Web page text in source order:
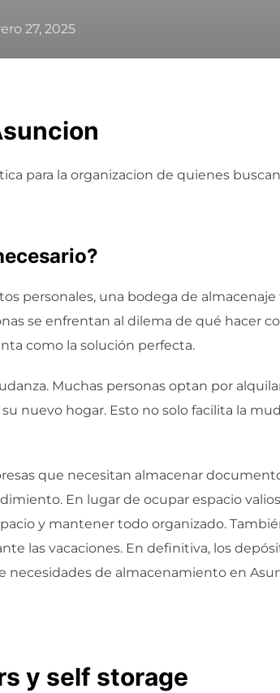
27, 2025
para la organizacion de quienes
personales, una bodega de
se enfrentan al dilema de qué hacer
como la solución perfecta.
Muchas personas optan por
nuevo hogar. Esto no solo facilita la
que necesitan almacenar
En lugar de ocupar espacio
y mantener todo organizado.
las vacaciones. En definitiva, los
necesidades de almacenamiento en
y self storage